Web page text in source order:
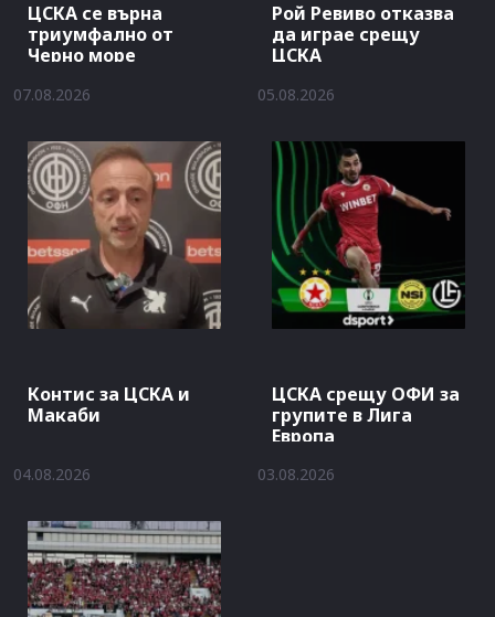
ЦСКА се върна
триумфално от
Черно море
07.08.2026
Рой Ревиво отказва
да играе срещу
ЦСКА
05.08.2026
Контис за ЦСКА и
Макаби
04.08.2026
ЦСКА срещу ОФИ за
групите в Лига
Европа
03.08.2026